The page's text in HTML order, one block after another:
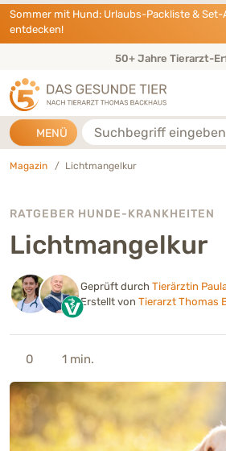
Direkt zu:
INHALT
HAUPTMENÜ
FOOTER
Sommer mit Hund: Urlaubs-Packliste &
entdecken!
50+ Jahre Tierarzt-
MENÜ Suche
Magazin Lichtmangelkur
RATGEBER HUNDE-KRANKHEITEN
Lichtmangelkur
Geprüft durch Tierärztin
Erstellt von Tierarzt Thomas
0 1 min.